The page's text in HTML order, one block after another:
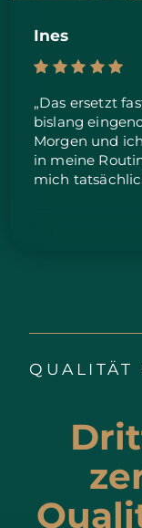
Ines
„Das ersetzt
bislang
Morgen und
in meine
mich
QUALITÄT